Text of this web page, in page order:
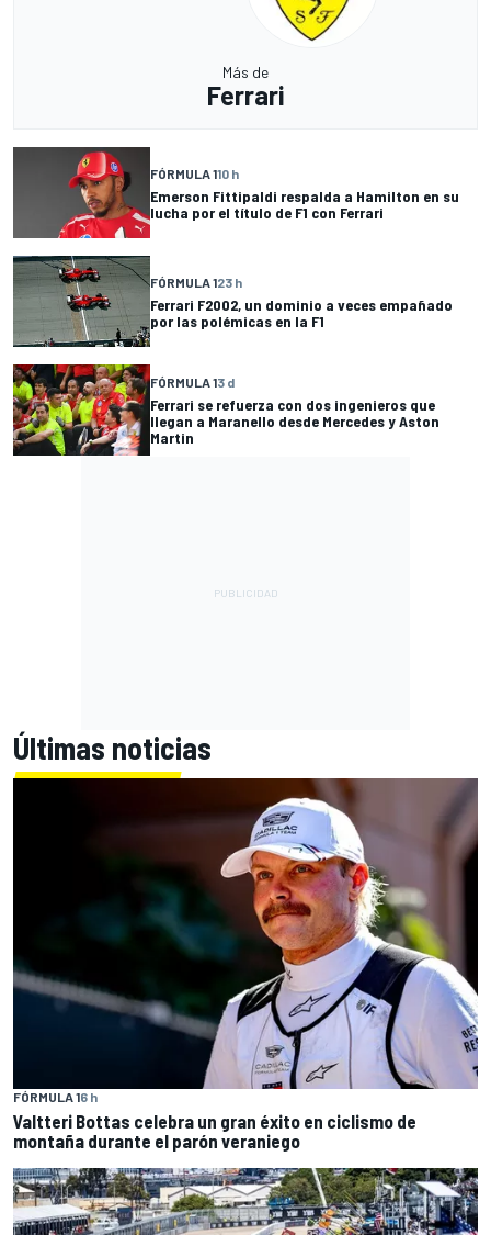
Más de
Ferrari
FÓRMULA 110 h
Emerson Fittipaldi respalda a Hamilton en su
lucha por el título de F1 con Ferrari
FÓRMULA 123 h
Ferrari F2002, un dominio a veces empañado
por las polémicas en la F1
FÓRMULA 13 d
Ferrari se refuerza con dos ingenieros que
llegan a Maranello desde Mercedes y Aston
Martin
Últimas noticias
FÓRMULA 16 h
Valtteri Bottas celebra un gran éxito en ciclismo de
montaña durante el parón veraniego